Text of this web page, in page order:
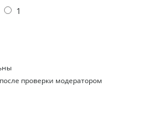
1
проверки модератором